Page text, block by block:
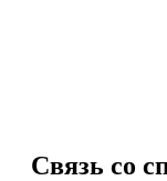
Связь со